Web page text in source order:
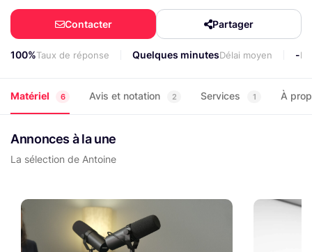
Nous
contacter Contacter Partager
100%Taux de réponse Quelques minutesDélai moyen -
Matériel 6 Avis et notation 2 Services 1 À
Annonces à la une
La sélection de Antoine